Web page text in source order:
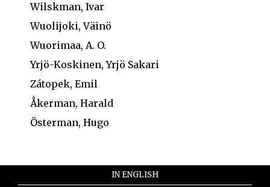
Wilskman, Ivar
Wuolijoki, Väinö
Wuorimaa, A. O.
Yrjö-Koskinen, Yrjö Sakari
Zátopek, Emil
Åkerman, Harald
Österman, Hugo
IN ENGLISH